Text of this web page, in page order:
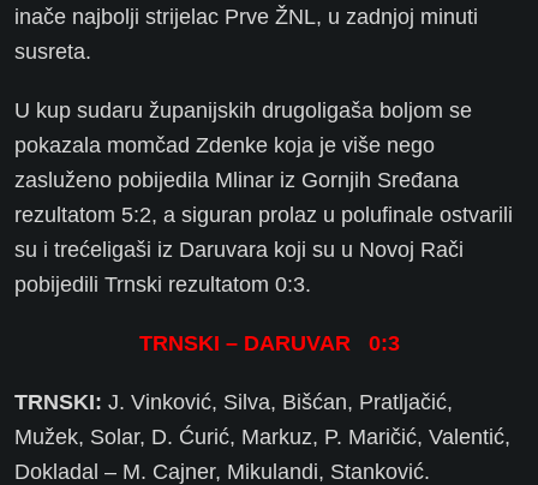
inače najbolji strijelac Prve ŽNL, u zadnjoj minuti
susreta.
U kup sudaru županijskih drugoligaša boljom se
pokazala momčad Zdenke koja je više nego
zasluženo pobijedila Mlinar iz Gornjih Sređana
rezultatom 5:2, a siguran prolaz u polufinale ostvarili
su i trećeligaši iz Daruvara koji su u Novoj Rači
pobijedili Trnski rezultatom 0:3.
TRNSKI – DARUVAR 0:3
TRNSKI: J. Vinković, Silva, Bišćan, Pratljačić,
Mužek, Solar, D. Ćurić, Markuz, P. Maričić, Valentić,
Dokladal – M. Cajner, Mikulandi, Stanković.